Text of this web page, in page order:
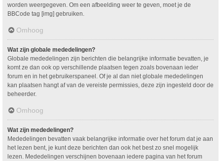
worden weergegeven. Om een afbeelding weer te geven, moet je de
BBCode tag [img] gebruiken.
Omhoog
Wat zijn globale mededelingen?
Globale mededelingen zijn berichten die belangrijke informatie bevatten, je
komt ze dan ook op verschillende plaatsen tegen zoals bovenaan ieder
forum en in het gebruikerspaneel. Of je al dan niet globale mededelingen
kan plaatsen hangt af van de vereiste permissies, deze zijn ingesteld door de
beheerder.
Omhoog
Wat zijn mededelingen?
Mededelingen bevatten vaak belangrijke informatie over het forum dat je aan
het lezen bent, je kunt deze berichten dan ook het best zo snel mogelijk
lezen. Mededelingen verschijnen bovenaan iedere pagina van het forum